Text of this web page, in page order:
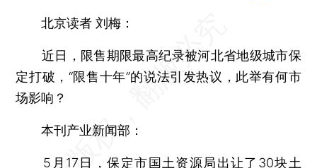
北京读者 刘梅：
近日，限售期限最高纪录被河北省地级城市保
定打破，“限售十年”的说法引发热议，此举有何市
场影响？
本刊产业新闻部：
5月17日，保定市国土资源局出让了30块土